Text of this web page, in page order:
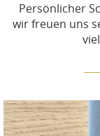
Persönlicher
wir freuen uns